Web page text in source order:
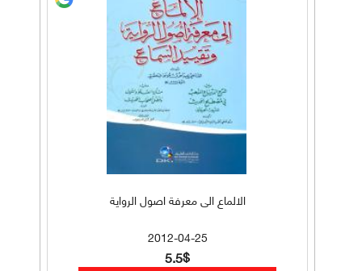
الالماع الى معرفة اصول الرواية
2012-04-25
5.5$